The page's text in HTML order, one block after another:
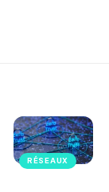
RÉSEAUX